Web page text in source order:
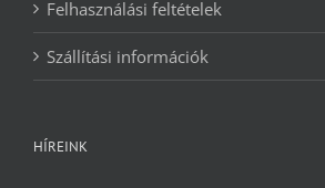
Felhasználási feltételek
Szállítási információk
HÍREINK